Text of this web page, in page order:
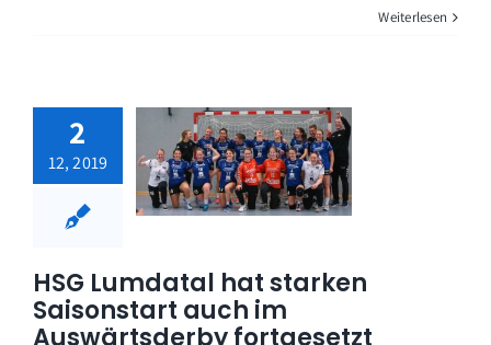
Weiterlesen
2
12, 2019
HSG Lumdatal hat starken
Saisonstart auch im